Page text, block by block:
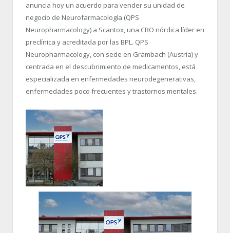
anuncia hoy un acuerdo para vender su unidad de
negocio de Neurofarmacología (QPS
Neuropharmacology) a Scantox, una CRO nórdica líder en
preclínica y acreditada por las BPL. QPS
Neuropharmacology, con sede en Grambach (Austria) y
centrada en el descubrimiento de medicamentos, está
especializada en enfermedades neurodegenerativas,
enfermedades poco frecuentes y trastornos mentales.